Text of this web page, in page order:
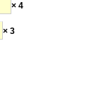
× 4
× 3